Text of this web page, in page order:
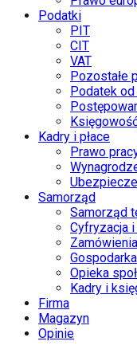
Podatki
PIT
CIT
VAT
Pozostałe
Podatek
Kadry i płace
Prawo
Samorząd
Samorząd
Cyfryzacja
Opieka
Kadry i
Firma
Magazyn
Opinie